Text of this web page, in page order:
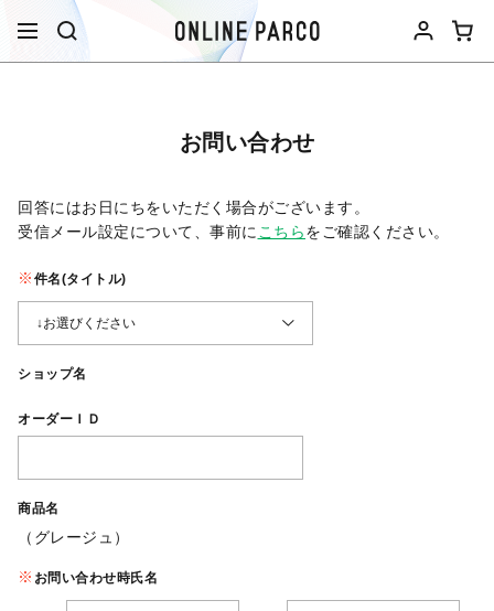
お問い合わせ
回答にはお日にちをいただく場合がございます。
受信メール設定について、事前に こちらをご確認ください。​
件名(タイトル)
ショップ名
オーダーＩＤ
商品名
（グレージュ）
お問い合わせ時氏名